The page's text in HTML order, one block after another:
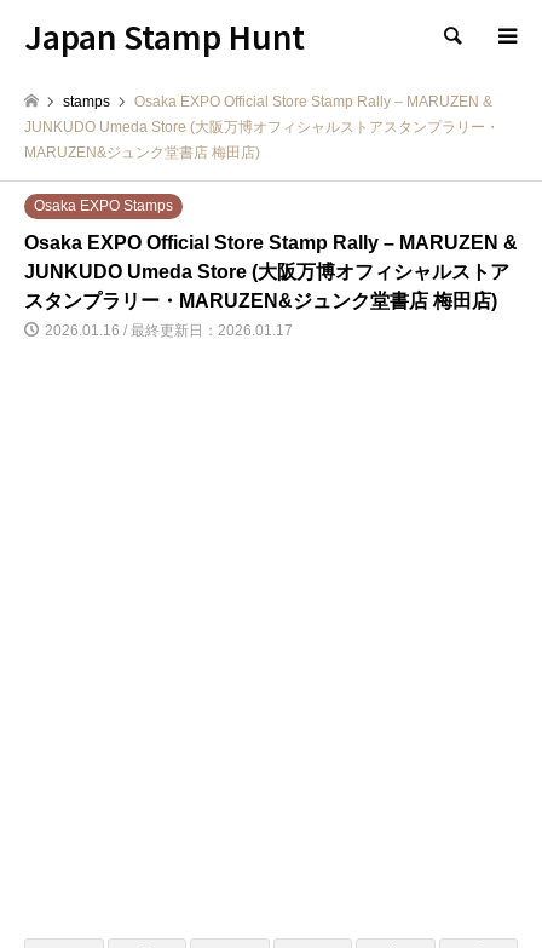
Japan Stamp Hunt 検索
stamps
Osaka EXPO Official Store Stamp Rally – MARUZEN &
JUNKUDO Umeda Store (大阪万博オフィシャルストアスタンプラリー・
MARUZEN&ジュンク堂書店 梅田店)
Osaka EXPO Stamps
Osaka EXPO Official Store Stamp Rally – MARUZEN &
JUNKUDO Umeda Store (大阪万博オフィシャルストア
スタンプラリー・MARUZEN&ジュンク堂書店 梅田店)
2026.01.16 / 最終更新日：2026.01.17